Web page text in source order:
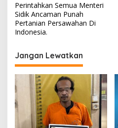
v
i
g
a
s
i
p
o
s
Perintahkan Semua Menteri
Sidik Ancaman Punah
Pertanian Persawahan Di
Indonesia.
Jangan Lewatkan